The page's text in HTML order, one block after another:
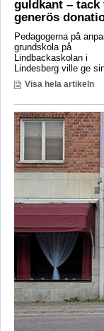
guldkant – tack
generös
Pedagogerna på
grundskola på
Lindbackaskolan i
Lindesberg ville ge
Visa hela artikeln